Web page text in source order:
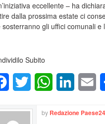
eccellente – ha
dalla prossima estate ci
sosterranno gli uffici comunali
Subito
FacebookTwitter WhatsAppLinkedIn
by Redazione